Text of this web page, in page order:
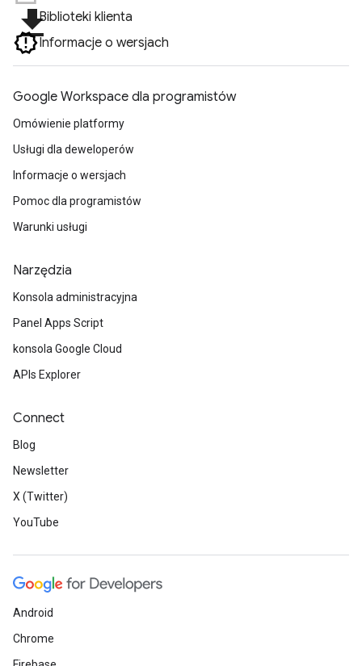
file_downloadBiblioteki klienta
Informacje o wersjach
Google Workspace dla programistów
Omówienie platformy
Usługi dla deweloperów
Informacje o wersjach
Pomoc dla programistów
Warunki usługi
Narzędzia
Konsola administracyjna
Panel Apps Script
konsola Google Cloud
APIs Explorer
Connect
Blog
Newsletter
X (Twitter)
YouTube
Android
Chrome